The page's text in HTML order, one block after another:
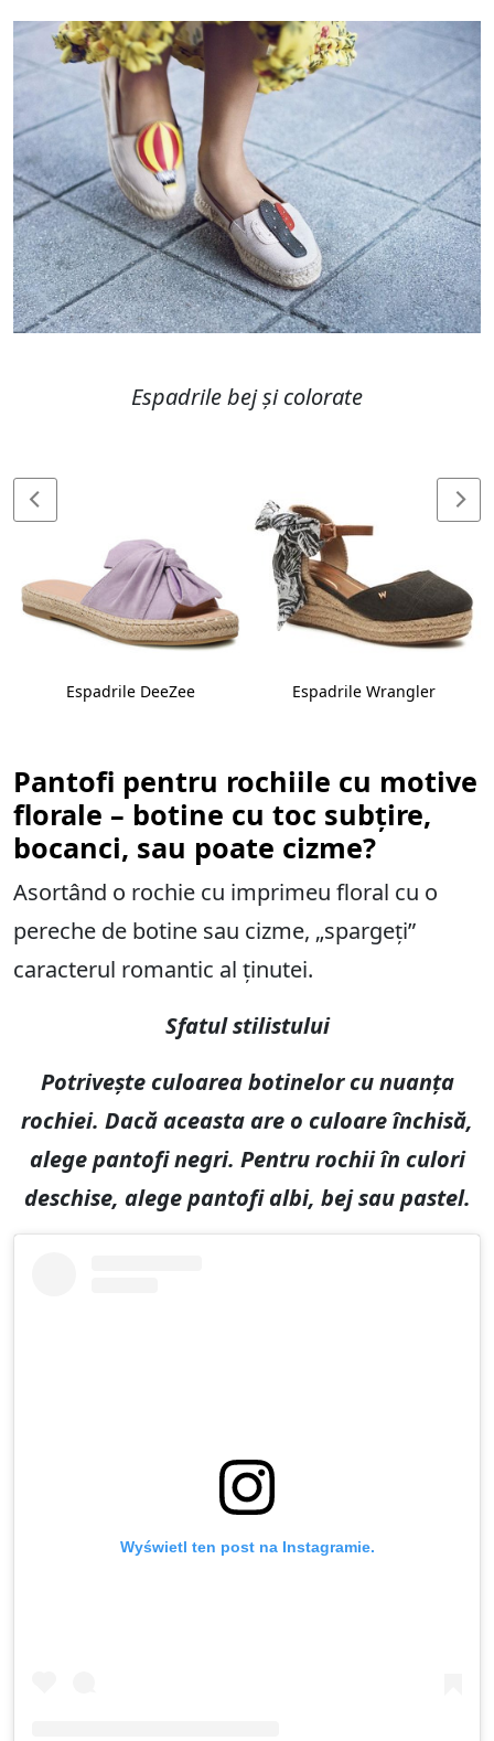
Espadrile bej și colorate
Espadrile DeeZee Espadrile Wrangler
Pantofi pentru rochiile cu motive
florale – botine cu toc subțire,
bocanci, sau poate cizme?
Asortând o rochie cu imprimeu floral cu o
pereche de botine sau cizme, „spargeți”
caracterul romantic al ținutei.
Sfatul stilistului
Potrivește culoarea botinelor cu nuanța
rochiei. Dacă aceasta are o culoare închisă,
alege pantofi negri. Pentru rochii în culori
deschise, alege pantofi albi, bej sau pastel.
Wyświetl ten post na Instagramie.